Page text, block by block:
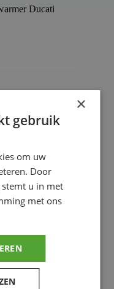
Ducati
×
gebruik
om uw
Door
u in met
met ons